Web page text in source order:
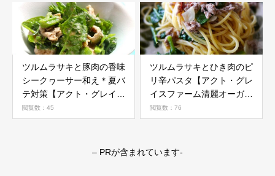
ツルムラサキと豚肉の香味
シークヮーサー和え＊夏バ
テ対策【アクト・グレイス
ファーム清麗オーガニック
野菜活用レシピ】
閲覧数：45
ツルムラサキとひき肉のピ
リ辛パスタ【アクト・グレ
イスファーム清麗オーガニ
ック野菜活用レシピ】
閲覧数：76
– PRが含まれています-